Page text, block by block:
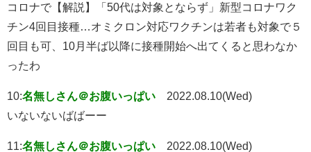
コロナで【解説】「50代は対象とならず」新型コロナワク
チン4回目接種…オミクロン対応ワクチンは若者も対象で５
回目も可、10月半ば以降に接種開始へ出てくると思わなか
ったわ
10:名無しさん＠お腹いっぱい
2022.08.10(Wed)
いないないばばーー
11:名無しさん＠お腹いっぱい
2022.08.10(Wed)